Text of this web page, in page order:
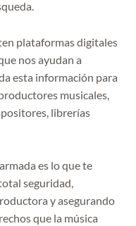
plataformas digitales
nos ayudan a
esta información para
musicales,
librerías
es lo que te
seguridad,
y asegurando
que la música